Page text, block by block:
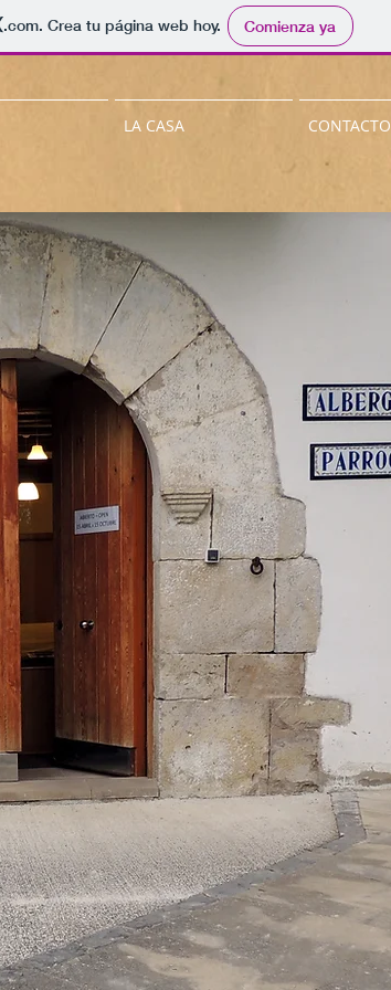
.com. Crea tu página web hoy. Comienza ya
LA CASA CONTACTO